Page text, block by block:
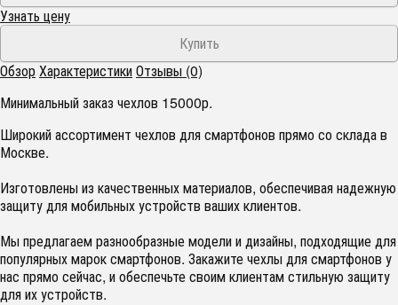
Узнать цену
ОбзорХарактеристикиОтзывы (0)
Минимальный заказ чехлов 15000р.
Широкий ассортимент чехлов для смартфонов прямо со склада в
Москве.
Изготовлены из качественных материалов, обеспечивая надежную
защиту для мобильных устройств ваших клиентов.
Мы предлагаем разнообразные модели и дизайны, подходящие для
популярных марок смартфонов. Закажите чехлы для смартфонов у
нас прямо сейчас, и обеспечьте своим клиентам стильную защиту
для их устройств.